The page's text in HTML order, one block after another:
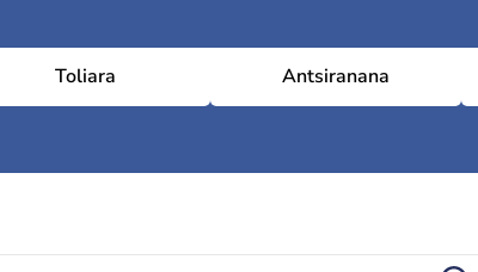
Toliara Antsiranana